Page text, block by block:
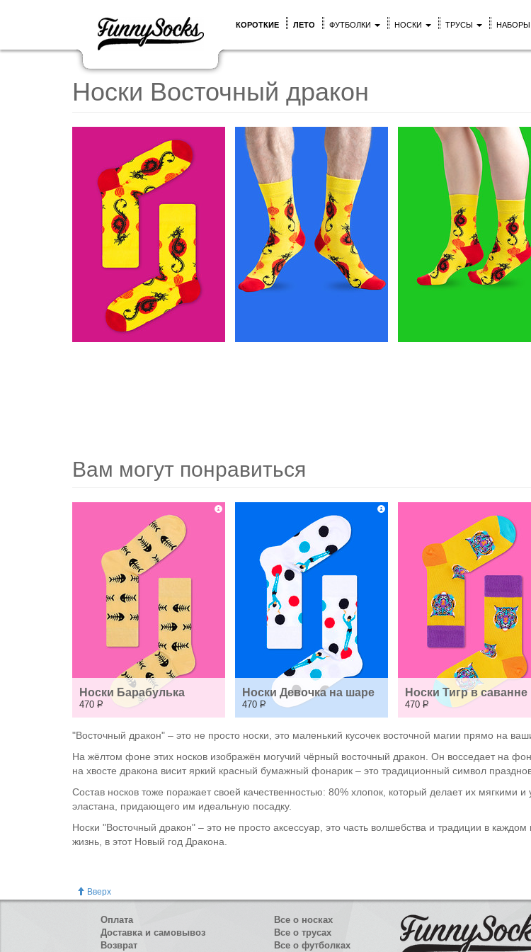
КОРОТКИЕ ЛЕТО ФУТБОЛКИ НОСКИ ТРУСЫ НАБОРЫ
Носки Восточный дракон
Вам могут понравиться
Носки Барабулька
470 Р
Носки Девочка на шаре
470 Р
Носки Тигр в саванне
470 Р
"Восточный дракон" – это не просто носки, это маленький кусочек восточной магии прямо на
На жёлтом фоне этих носков изображён могучий чёрный восточный дракон. Он восседает на
на хвосте дракона висит яркий красный бумажный фонарик – это традиционный символ
Состав носков тоже поражает своей качественностью: 80% хлопок, который делает их мягкими
эластана, придающего им идеальную посадку.
Носки "Восточный дракон" – это не просто аксессуар, это часть волшебства и традиции в
жизнь, в этот Новый год Дракона.
Вверх
Оплата
Доставка и самовывоз
Возврат
Все о носках
Все о трусах
Все о футболках